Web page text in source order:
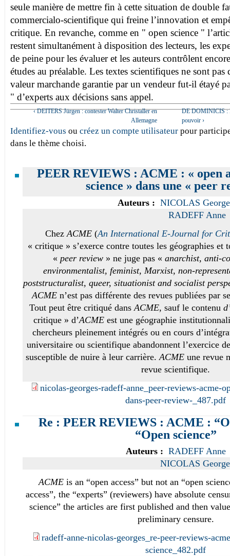
seule manière de mettre fin à cette situation de double
commercialo-scientifique qui freine l’innovation et
critique. En revanche, comme en " open science "
restent simultanément à disposition des lecteurs, les
de peine pour les évaluer et les auteurs contrôlent
études au préalable. Les textes scientifiques ne sont
valeur marchande garantie par un vendeur fut-il étayé
" d’experts aux décisions sans appel.
‹ DEITERS Jürgen : contester Walter Christaller en
Allemagne
DE DOMINICIS :
pouvoir ›
Identifiez-vous ou créez un compte utilisateur pour
dans le thème choisi.
PEER REVIEWS : ACME : « open
science » dans une « peer
Auteurs : NICOLAS
RADEFF Anne
Chez ACME(An International E-Journal for
« critique » s’exerce contre toutes les géographies et
« peer review » ne juge pas « anarchist, anti-
environmentalist, feminist, Marxist, non-
poststructuralist, queer, situationist and socialist
ACMEn’est pas différente des revues publiées par
Tout peut être critiqué dans ACME, sauf le contenu
critique » d’ACME est une géographie
chercheurs pleinement intégrés ou en cours
universitaire ou scientifique abandonnent l’exercice
susceptible de nuire à leur carrière. ACMEune revue
revue scientifique.
nicolas-georges-radeff-anne_peer-reviews-acme-
dans-peer-review-_487.pdf
Re : PEER REVIEWS : ACME :
“Open science”
Auteurs : RADEFF Anne
NICOLAS
ACME is an “open access” but not an “open
access”, the “experts” (reviewers) have absolute
science” the articles are first published and then
preliminary censure.
radeff-anne-nicolas-georges_re-peer-reviews-
science_482.pdf